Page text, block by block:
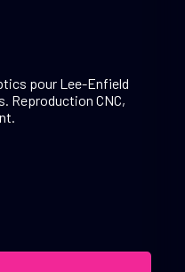
pour Lee-Enfield
Reproduction CNC,